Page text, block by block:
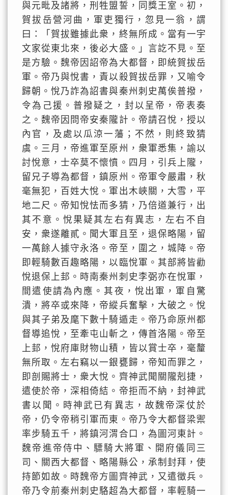
與元毗及諸將，刑牲盟誓，同獎王室。初，
賀拔岳營河曲，軍吏獨行，忽見一翁，謂
曰：「賀拔雖據此衆，終無所成。當有一宇
文家從東北來，後必大盛。」言訖不見。至
是方驗。魏帝因詔帝為大都督，即統賀拔岳
軍。帝乃與悅書，責以殺賀拔岳罪，又喻令
歸朝。悅乃詐為詔書與秦州刺史萬俟普撥，
令為己援。普撥疑之，封以呈帝，帝表奏
之。魏帝因問帝安秦隴計。帝請召悅，授以
內官，及處以瓜涼一藩；不然，則終致猜
虞。三月，帝進軍至原州，衆軍悉集，諭以
討悅意，士卒莫不懷憤。四月，引兵上隴，
留兄子導為都督，鎮原州。帝軍令嚴肅，秋
毫無犯，百姓大悅。軍出木峽關，大雪，平
地二尺。帝知悅怯而多猜，乃倍道兼行，出
其不意。悅果疑其左右有異志，左右不自
安，衆遂離貳。聞大軍且至，退保略陽，留
一萬餘人據守永洛。帝至，圍之，城降。帝
即輕騎數百趣略陽，以臨悅軍。其部將皆勸
悅退保上邽。時南秦州刺史李弼亦在悅軍，
間遣使請為內應。其夜，悅出軍，軍自驚
潰，將卒或來降，帝縱兵奮擊，大破之。悅
與其子弟及麾下數十騎遁走。帝乃命原州都
督導追悅，至牽屯山斬之，傳首洛陽。帝至
上邽，悅府庫財物山積，皆以賞士卒，毫釐
無所取。左右竊以一銀甕歸，帝知而罪之，
即剖賜將士，衆大悅。齊神武聞關隴剋捷，
遣使於帝，深相倚結。帝拒而不納，封神武
書以聞。時神武已有異志，故魏帝深仗於
帝，仍令帝稍引軍而東。帝乃令大都督梁禦
率步騎五千，將鎮河渭合口，為圖河東計。
魏帝進帝侍中、驃騎大將軍、開府儀同三
司、關西大都督、略陽縣公，承制封拜，使
持節如故。時魏帝方圖齊神武，又遣徵兵。
帝乃令前秦州刺史駱超為大都督，率輕騎一